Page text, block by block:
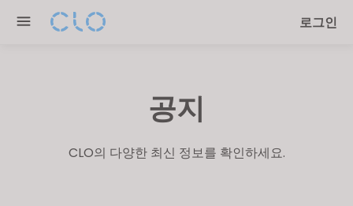
note:
로그인
공지
CLO의 다양한 최신 정보를 확인하세요.